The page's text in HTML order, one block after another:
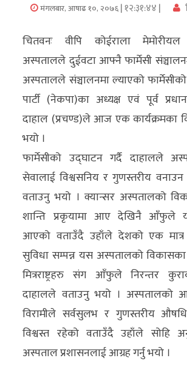
मनाेरञ्जन
विज्ञान
प्रविधि
अन्तरर्वार्ता
विचार/
ब्लग
खेलकुद
रोचक
क्लिक
खबर
विशेष
राशिफल
फोटो
मंगलबार, आषाढ १०, २०७६| १२:३१:४४ |
चितवनः वीपि कोईराला मेमोरीयल
अस्पतालले दुईवटा आफ्नै फार्मेसी
अस्पतालले संञ्चालनमा ल्याएको
पार्टी (नेकपा)का अध्यक्ष एवं पूर्व
दाहाल (प्रचण्ड)ले आज एक कार्यक्रमका
भयो ।
फार्मेसीको उद्घाटन गर्दै दाहालले
सेवालाई विश्वसनिय र गुणस्तरीय
वताउनु भयो । क्यान्सर अस्पतालको
शान्ति प्रकृयामा आए देखिनै आँफुले
आएको वताउँदै उहाँले देशको एक मात्र
सुविधा सम्पन्न यस अस्पतालको
मित्रराष्ट्रहरु संग आँफुले निरन्तर
दाहालले वताउनु भयो । अस्पतालको
विरामीले सर्वसुलभ र गुणस्तरीय
विश्वस्त रहेको वताउँदै उहाँले सोहि
अस्पताल प्रशासनलाई आग्रह गर्नु भयो ।